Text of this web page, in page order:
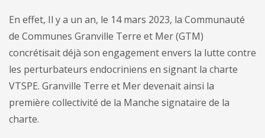
En effet, Il y a un an, le 14 mars 2023, la Communauté
de Communes Granville Terre et Mer (GTM)
concrétisait déjà son engagement envers la lutte contre
les perturbateurs endocriniens en signant la charte
VTSPE. Granville Terre et Mer devenait ainsi la
première collectivité de la Manche signataire de la
charte.